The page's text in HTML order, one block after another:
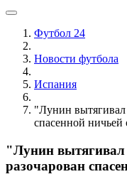
Футбол 24
Новости футбола
Испания
"Лунин вытягивал
спасенной ничьей
"Лунин вытягивал
разочарован